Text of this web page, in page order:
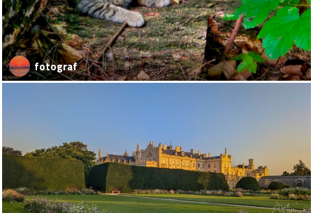
fotograf